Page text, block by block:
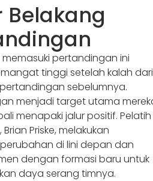
Belakang
pertandingan ini
tinggi setelah kalah dari
sebelumnya.
menjadi target utama
menapaki jalur positif. Pelatih
Priske, melakukan
di lini depan dan
dengan formasi baru untuk
daya serang timnya.